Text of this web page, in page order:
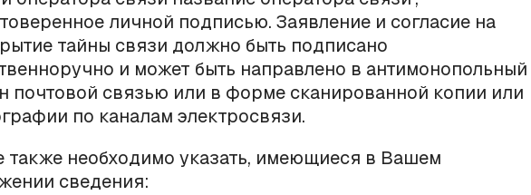
личной подписью. Заявление и согласие на
тайны связи должно быть подписано
и может быть направлено в антимонопольный
почтовой связью или в форме сканированной копии или
по каналам электросвязи.
также необходимо указать, имеющиеся в Вашем
сведения: